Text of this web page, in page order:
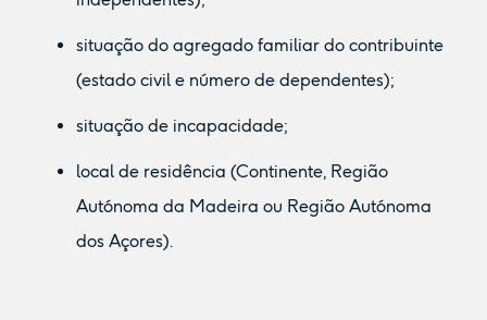
situação do agregado familiar do contribuinte
(estado civil e número de dependentes);
situação de incapacidade;
local de residência (Continente, Região
Autónoma da Madeira ou Região Autónoma
dos Açores).